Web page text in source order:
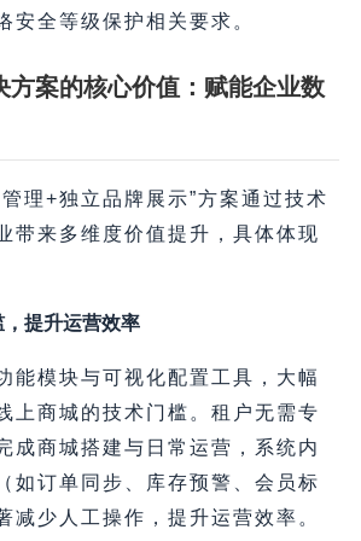
安全等级保护相关要求。
方案的核心价值：赋能企业数
理+独立品牌展示”方案通过技术
带来多维度价值提升，具体体现
提升运营效率
能模块与可视化配置工具，大幅
上商城的技术门槛。租户无需专
成商城搭建与日常运营，系统内
如订单同步、库存预警、会员标
减少人工操作，提升运营效率。